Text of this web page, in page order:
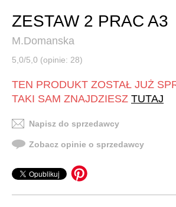
ZESTAW 2 PRAC A3
M.Domanska
5,0/5,0 (opinie: 28)
TEN PRODUKT ZOSTAŁ JUŻ
TAKI SAM ZNAJDZIESZ TUTAJ
Napisz do sprzedawcy
Zobacz opinie o sprzedawcy